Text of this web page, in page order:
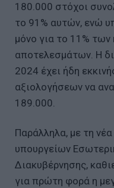
180.000 στόχοι
το 91% αυτών, ενώ
μόνο για το 11%
αποτελεσμάτων. Η
2024 έχει ήδη
αξιολογήσεων να
189.000.
Παράλληλα, με τη
υπουργείων
Διακυβέρνησης,
για πρώτη φορά η